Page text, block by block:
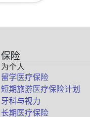
保险
为个人
留学医疗保险
短期旅游医疗保险计划
牙科与视力
长期医疗保险